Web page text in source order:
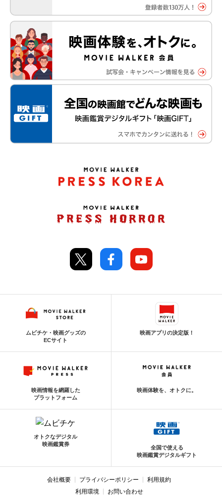
ムビチケ・映画グッズの
ECサイト
映画アプリの決定版！
映画情報を網羅した
プラットフォーム
映画体験を、オトクに。
オトクなデジタル
映画鑑賞券
全国で使える
映画鑑賞デジタルギフト
会社概要 プライバシーポリシー
利用規約
利用環境
お問い合わせ